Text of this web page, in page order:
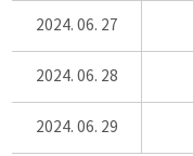
2024. 06. 27
2024. 06. 28
2024. 06. 29